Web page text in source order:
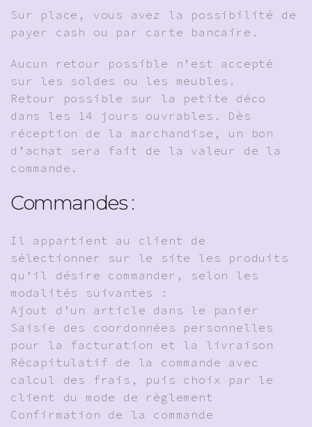
Sur place, vous avez la possibilité de
payer cash ou par carte bancaire.
Aucun retour possible n’est accepté
sur les soldes ou les meubles.
Retour possible sur la petite déco
dans les 14 jours ouvrables. Dès
réception de la marchandise, un bon
d’achat sera fait de la valeur de la
commande.
Commandes :
Il appartient au client de
sélectionner sur le site les produits
qu’il désire commander, selon les
modalités suivantes :
Ajout d’un article dans le panier
Saisie des coordonnées personnelles
pour la facturation et la livraison
Récapitulatif de la commande avec
calcul des frais, puis choix par le
client du mode de règlement
Confirmation de la commande